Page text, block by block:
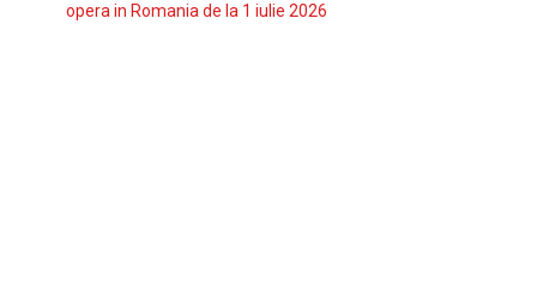
opera in Romania de la 1 iulie 2026